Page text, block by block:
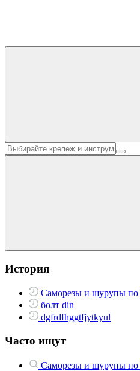
История
Саморезы и шурупы
болт din
dgfrdfhggtfjytkyul
Часто ищут
Саморезы и шурупы